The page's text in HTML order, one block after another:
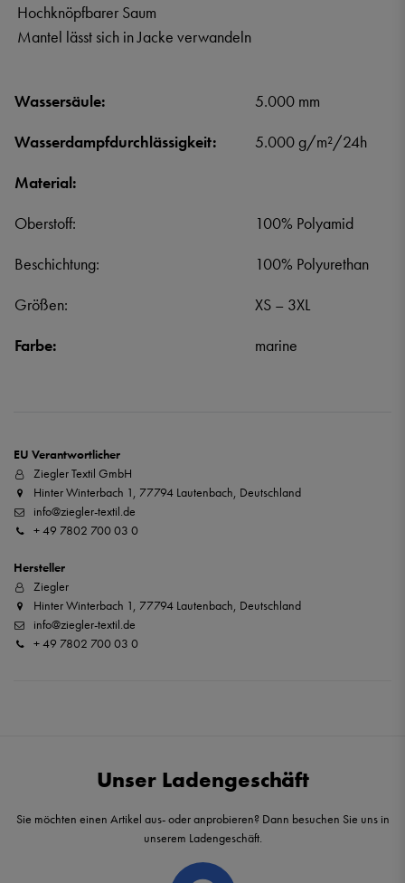
Hochknöpfbarer Saum
Mantel lässt sich in Jacke verwandeln
Wassersäule:
5.000 mm
Wasserdampfdurchlässigkeit:
5.000 g/m²/24h
Material:
Oberstoff:
100% Polyamid
Beschichtung:
100% Polyurethan
Größen:
XS – 3XL
Farbe:
marine
EU Verantwortlicher
Ziegler Textil GmbH
Hinter Winterbach 1, 77794 Lautenbach, Deutschland
info@ziegler-textil.de
+ 49 7802 700 03 0
Hersteller
Ziegler
Hinter Winterbach 1, 77794 Lautenbach, Deutschland
info@ziegler-textil.de
+ 49 7802 700 03 0
Unser Ladengeschäft
Sie möchten einen Artikel aus- oder anprobieren? Dann besuchen Sie uns in
unserem Ladengeschäft.